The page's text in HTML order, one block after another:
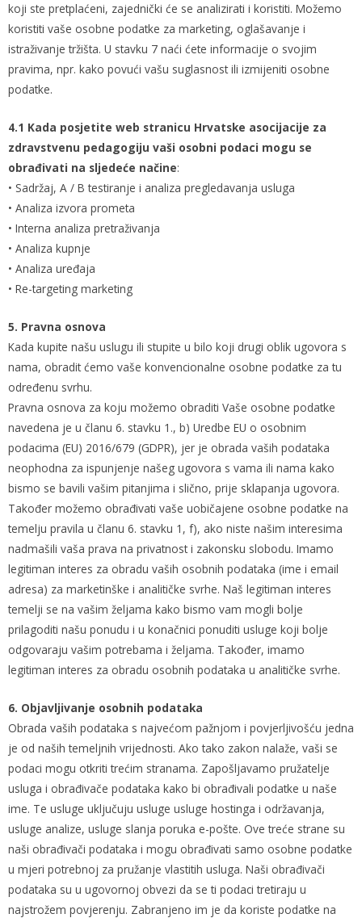
koji ste pretplaćeni, zajednički će se analizirati i koristiti. Možemo
koristiti vaše osobne podatke za marketing, oglašavanje i
istraživanje tržišta. U stavku 7 naći ćete informacije o svojim
pravima, npr. kako povući vašu suglasnost ili izmijeniti osobne
podatke.
4.1 Kada posjetite web stranicu Hrvatske asocijacije za
zdravstvenu pedagogiju vaši osobni podaci mogu se
obrađivati na sljedeće načine:
• Sadržaj, A / B testiranje i analiza pregledavanja usluga
• Analiza izvora prometa
• Interna analiza pretraživanja
• Analiza kupnje
• Analiza uređaja
• Re-targeting marketing
5. Pravna osnova
Kada kupite našu uslugu ili stupite u bilo koji drugi oblik ugovora s
nama, obradit ćemo vaše konvencionalne osobne podatke za tu
određenu svrhu.
Pravna osnova za koju možemo obraditi Vaše osobne podatke
navedena je u članu 6. stavku 1., b) Uredbe EU o osobnim
podacima (EU) 2016/679 (GDPR), jer je obrada vaših podataka
neophodna za ispunjenje našeg ugovora s vama ili nama kako
bismo se bavili vašim pitanjima i slično, prije sklapanja ugovora.
Također možemo obrađivati vaše uobičajene osobne podatke na
temelju pravila u članu 6. stavku 1, f), ako niste našim interesima
nadmašili vaša prava na privatnost i zakonsku slobodu. Imamo
legitiman interes za obradu vaših osobnih podataka (ime i email
adresa) za marketinške i analitičke svrhe. Naš legitiman interes
temelji se na vašim željama kako bismo vam mogli bolje
prilagoditi našu ponudu i u konačnici ponuditi usluge koji bolje
odgovaraju vašim potrebama i željama. Također, imamo
legitiman interes za obradu osobnih podataka u analitičke svrhe.
6. Objavljivanje osobnih podataka
Obrada vaših podataka s najvećom pažnjom i povjerljivošću jedna
je od naših temeljnih vrijednosti. Ako tako zakon nalaže, vaši se
podaci mogu otkriti trećim stranama. Zapošljavamo pružatelje
usluga i obrađivače podataka kako bi obrađivali podatke u naše
ime. Te usluge uključuju usluge usluge hostinga i održavanja,
usluge analize, usluge slanja poruka e-pošte. Ove treće strane su
naši obrađivači podataka i mogu obrađivati samo osobne podatke
u mjeri potrebnoj za pružanje vlastitih usluga. Naši obrađivači
podataka su u ugovornoj obvezi da se ti podaci tretiraju u
najstrožem povjerenju. Zabranjeno im je da koriste podatke na